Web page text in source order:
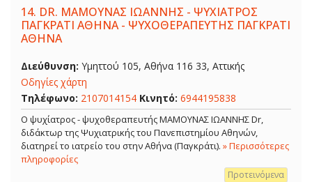
14. DR. ΜΑΜΟΥΝΑΣ ΙΩΑΝΝΗΣ - ΨΥΧΙΑΤΡΟΣ
ΠΑΓΚΡΑΤΙ ΑΘΗΝΑ - ΨΥΧΟΘΕΡΑΠΕΥΤΗΣ ΠΑΓΚΡΑΤΙ
ΑΘΗΝΑ
Διεύθυνση: Υμηττού 105, Αθήνα 116 33, Αττικής
Οδηγίες χάρτη
Τηλέφωνο: 2107014154 Κινητό: 6944195838
Ο ψυχίατρος - ψυχοθεραπευτής ΜΑΜΟΥΝΑΣ ΙΩΑΝΝΗΣ Dr,
διδάκτωρ της Ψυχιατρικής του Πανεπιστημίου Αθηνών,
διατηρεί το ιατρείο του στην Αθήνα (Παγκράτι). » Περισσότερες
πληροφορίες
Προτεινόμενα